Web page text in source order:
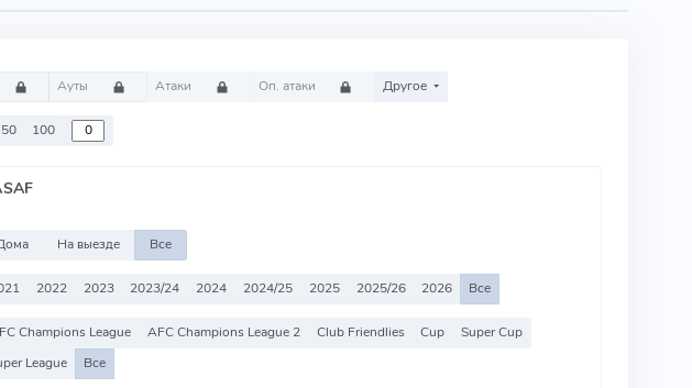
Ауты Атаки Оп. атаки Другое
50 100
На выезде Все
2022 2023 2023/24 2024 2024/25 2025 2025/26 2026 Все
Champions League AFC Champions League 2 Club Friendlies Cup
Super Cup
League
Все